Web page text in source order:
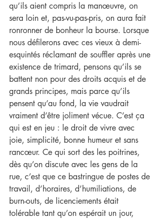
qu’ils aient compris la manœuvre, on
sera loin et, pas-vu-pas-pris, on aura fait
ronronner de bonheur la bourse. Lorsque
nous défilerons avec ces vieux à demi-
esquintés réclamant de souffler après une
existence de trimard, pensons qu’ils se
battent non pour des droits acquis et de
grands principes, mais parce qu’ils
pensent qu’au fond, la vie vaudrait
vraiment d’être joliment vécue. C’est ça
qui est en jeu : le droit de vivre avec
joie, simplicité, bonne humeur et sans
rancœur. Ce qui sort des les poitrines,
dès qu’on discute avec les gens de la
rue, c’est que ce bastringue de postes de
travail, d’horaires, d’humiliations, de
burn-outs, de licenciements était
tolérable tant qu’on espérait un jour,